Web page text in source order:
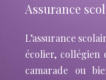
Assurance
L’assurance
écolier, collégien
camarade ou